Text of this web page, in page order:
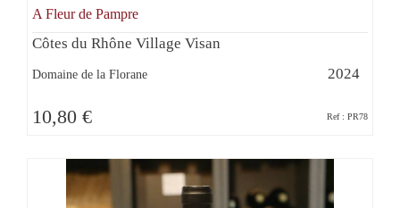
A Fleur de Pampre
Côtes du Rhône Village Visan
Domaine de la Florane 2024
10,80 € Ref : PR78